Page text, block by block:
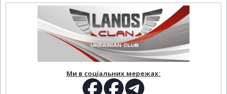
Ми в соціальних мережах: